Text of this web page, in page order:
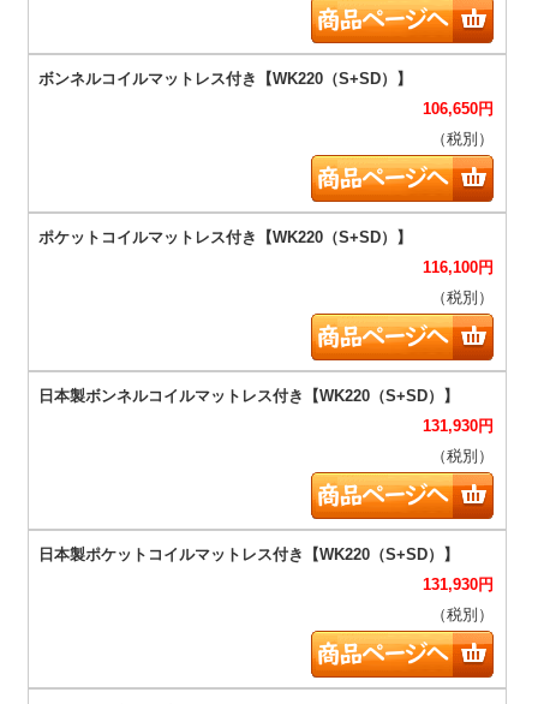
106,650円
（税別）
116,100円
（税別）
131,930円
（税別）
131,930円
（税別）